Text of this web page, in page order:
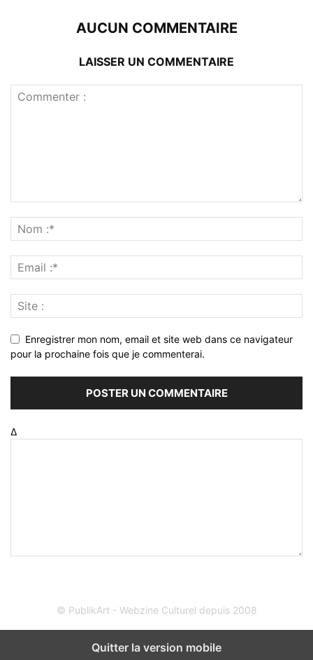
AUCUN COMMENTAIRE
LAISSER UN COMMENTAIRE
Enregistrer mon nom, email et site web dans ce navigateur
pour la prochaine fois que je commenterai.
Δ
© PublikArt - Webzine Culturel depuis 2008
Quitter la version mobile